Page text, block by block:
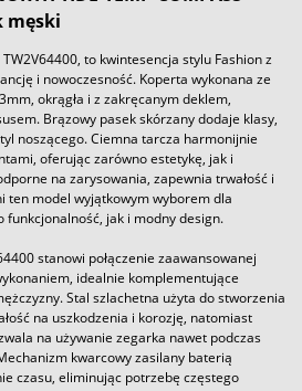
męski
to kwintesencja stylu Fashion z
i nowoczesność. Koperta wykonana ze
okrągła i z zakręcanym deklem,
Brązowy pasek skórzany dodaje klasy,
noszącego. Ciemna tarcza harmonijnie
oferując zarówno estetykę, jak i
na zarysowania, zapewnia trwałość i
ten model wyjątkowym wyborem dla
funkcjonalność, jak i modny design.
stanowi połączenie zaawansowanej
idealnie komplementujące
Stal szlachetna użyta do stworzenia
na uszkodzenia i korozję, natomiast
na używanie zegarka nawet podczas
kwarcowy zasilany baterią
czasu, eliminując potrzebę częstego